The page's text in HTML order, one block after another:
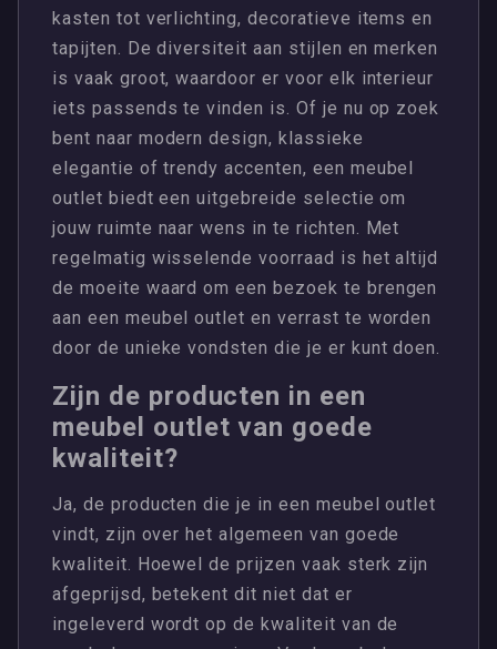
kasten tot verlichting, decoratieve items en
tapijten. De diversiteit aan stijlen en merken
is vaak groot, waardoor er voor elk interieur
iets passends te vinden is. Of je nu op zoek
bent naar modern design, klassieke
elegantie of trendy accenten, een meubel
outlet biedt een uitgebreide selectie om
jouw ruimte naar wens in te richten. Met
regelmatig wisselende voorraad is het altijd
de moeite waard om een bezoek te brengen
aan een meubel outlet en verrast te worden
door de unieke vondsten die je er kunt doen.
Zijn de producten in een
meubel outlet van goede
kwaliteit?
Ja, de producten die je in een meubel outlet
vindt, zijn over het algemeen van goede
kwaliteit. Hoewel de prijzen vaak sterk zijn
afgeprijsd, betekent dit niet dat er
ingeleverd wordt op de kwaliteit van de